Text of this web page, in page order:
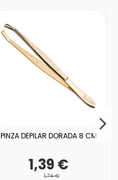
PINZA DEPILAR DORADA 8 CM
1,39 €
1,74 €